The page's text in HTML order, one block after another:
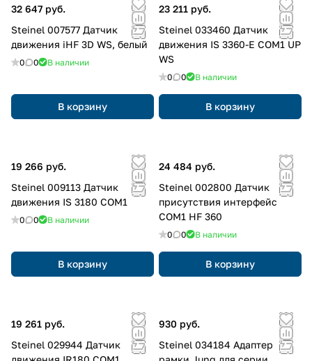
32 647 руб.
Steinel 007577 Датчик
движения iHF 3D WS, белый
0 0 В наличии
В корзину
23 211 руб.
Steinel 033460 Датчик
движения IS 3360-E COM1 UP
WS
0 0 В наличии
В корзину
19 266 руб.
Steinel 009113 Датчик
движения IS 3180 COM1
0 0 В наличии
В корзину
24 484 руб.
Steinel 002800 Датчик
присутствия интерфейс
COM1 HF 360
0 0 В наличии
В корзину
19 261 руб.
Steinel 029944 Датчик
930 руб.
Steinel 034184 Адаптер